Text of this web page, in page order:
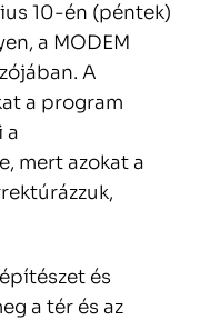
10-én (péntek)
a MODEM
A
a program
a
mert azokat a
és
a tér és az